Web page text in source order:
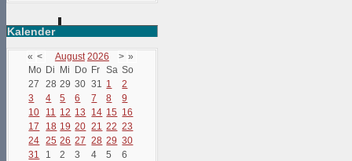
Kalender
« < August 2026 > »
Mo Di Mi Do Fr Sa So
27
28 29 30 31 1
2
3
4 5 6 7 8
9
10
11 12 13 14 15 16
17
18 19 20 21 22 23
24 25 26 27 28 29 30
31
1 2 3 4 5
6